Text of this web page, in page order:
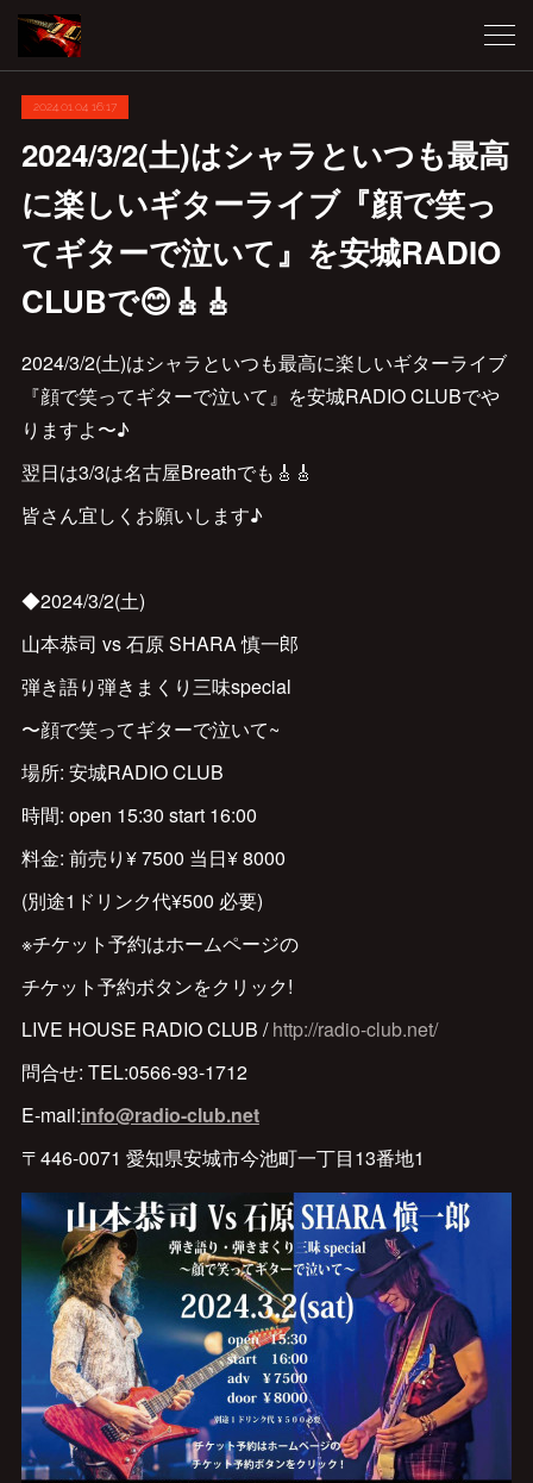
2024.01.04 16:17
2024/3/2(土)はシャラといつも最高
に楽しいギターライブ『顔で笑っ
てギターで泣いて』を安城RADIO
CLUBで😊🎸🎸
2024/3/2(土)はシャラといつも最高に楽しいギターライブ
『顔で笑ってギターで泣いて』を安城RADIO CLUBでや
りますよ〜♪
翌日は3/3は名古屋Breathでも🎸🎸
皆さん宜しくお願いします♪
◆2024/3/2(土)
山本恭司 vs 石原 SHARA 慎一郎
弾き語り弾きまくり三味special
〜顔で笑ってギターで泣いて~
場所: 安城RADIO CLUB
時間: open 15:30 start 16:00
料金: 前売り¥ 7500 当日¥ 8000
(別途1ドリンク代¥500 必要)
※チケット予約はホームページの
チケット予約ボタンをクリック!
LIVE HOUSE RADIO CLUB /http://radio-club.net/
問合せ: TEL:0566-93-1712
E-mail:info@radio-club.net
〒446-0071 愛知県安城市今池町一丁目13番地1